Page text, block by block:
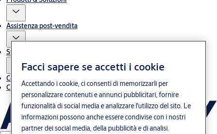
Assistenza post-vendita
Storie
Contatti
Chi siamo
Facci sapere se accetti i cookie
Accettando i cookie, ci consenti di memorizzarli per
personalizzare contenuti e annunci pubblicitari, fornire
funzionalità di social media e analizzare l'utilizzo del sito. Le
informazioni possono anche essere condivise con i nostri
partner dei social media, della pubblicità e di analisi.